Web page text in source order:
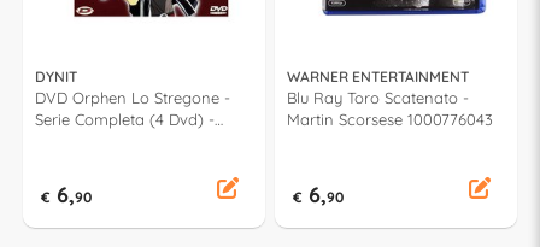
DYNIT
DVD Orphen Lo Stregone -
Serie Completa (4 Dvd) -
€ 6,90
WARNER ENTERTAINMENT
Blu Ray Toro Scatenato -
Martin Scorsese 1000776043
€ 6,90